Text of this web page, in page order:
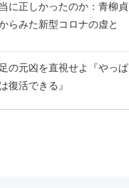
に正しかったのか：青柳貞
らみた新型コロナの虚と
の元凶を直視せよ『やっぱ
復活できる』